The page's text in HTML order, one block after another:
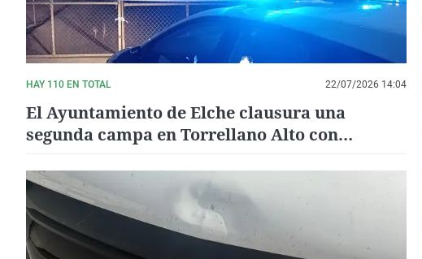
HAY 110 EN TOTAL 22/07/2026 14:04
El Ayuntamiento de Elche clausura una
segunda campa en Torrellano Alto con